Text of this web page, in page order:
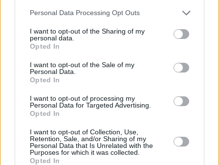
Please note that this website/app uses one or more Google
not limited to your visit or usage behaviour. You may click to
grant or deny consent to Google and its third-party tags to
use your data for below specified purposes in below Google
consent section.
Personal Data Processing Opt Outs
I want to opt-out of the Sharing of my
personal data.
Opted In
I want to opt-out of the Sale of my
Personal Data.
Opted In
I want to opt-out of processing my
Personal Data for Targeted Advertising.
Opted In
I want to opt-out of Collection, Use,
Retention, Sale, and/or Sharing of my
Personal Data that Is Unrelated with the
Purposes for which it was collected.
Opted In
της δεκαετίας με Τζινόμπιλι
20/DEC/19 17:50
Μπάσκετ της Αργεντινής ανακοίνωσε την κορυφαία
πεντάδα παικτών που εκπροσώπησε την χώρα....
Ευρωλίγκα: Οι MVPs που
έγραψαν ιστορία στα Final
18/MAY/19 18:11
Ο τελικός του Final Four της Βιτόρια είναι "προ των πυλών"
και όλοι έχουν στραμμένα στα βλέμματα τους στους...